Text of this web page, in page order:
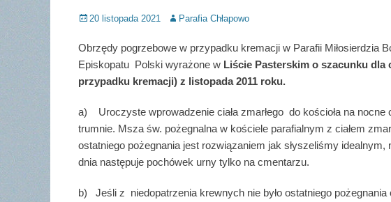
Posted
20 listopada 2021 Author
Parafia Chłapowo
Obrzędy pogrzebowe w przypadku kremacji w Parafii Miłosierdzia
Episkopatu Polski wyrażone w Liście Pasterskim o szacunku dla
przypadku kremacji) z listopada 2011 roku.
a) Uroczyste wprowadzenie ciała zmarłego do kościoła na
trumnie. Msza św. pożegnalna w kościele parafialnym z ciałem
ostatniego pożegnania jest rozwiązaniem jak słyszeliśmy
dnia następuje pochówek urny tylko na cmentarzu.
b) Jeśli z niedopatrzenia krewnych nie było ostatniego pożegnania